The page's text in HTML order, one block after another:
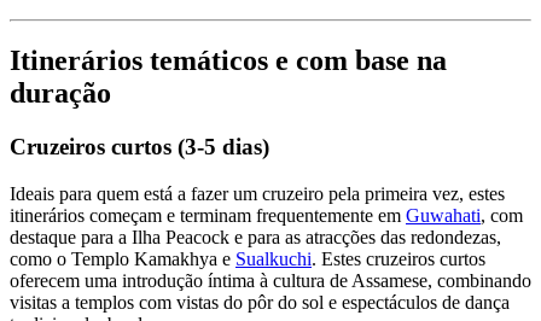
Itinerários temáticos e com base na
duração
Cruzeiros curtos (3-5 dias)
Ideais para quem está a fazer um cruzeiro pela primeira vez, estes
itinerários começam e terminam frequentemente em Guwahati, com
destaque para a Ilha Peacock e para as atracções das redondezas,
como o Templo Kamakhya e Sualkuchi. Estes cruzeiros curtos
oferecem uma introdução íntima à cultura de Assamese, combinando
visitas a templos com vistas do pôr do sol e espectáculos de dança